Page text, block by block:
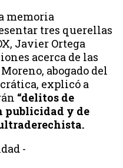
memoria
tres querellas
Javier Ortega
acerca de las
abogado del
explicó a
“delitos de
publicidad y de
-